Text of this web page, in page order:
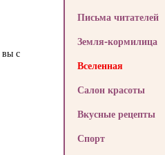
вы с
Письма читателей
Земля-кормилица
Вселенная
Салон красоты
Вкусные рецепты
Спорт